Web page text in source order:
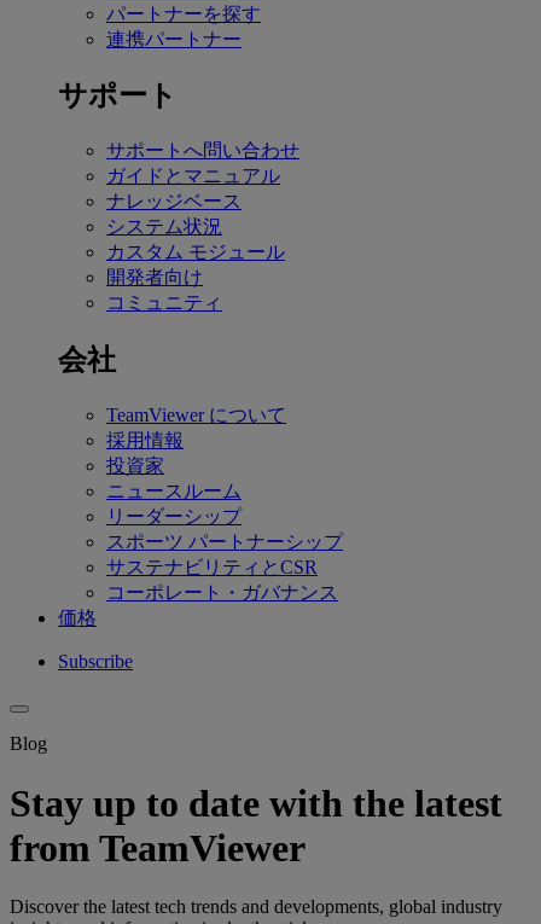
パートナーを探す
連携パートナー
サポート
サポートへ問い合わせ
ガイドとマニュアル
ナレッジベース
システム状況
カスタム モジュール
開発者向け
コミュニティ
会社
TeamViewer について
採用情報
投資家
ニュースルーム
リーダーシップ
スポーツ パートナーシップ
サステナビリティとCSR
コーポレート・ガバナンス
価格
Subscribe
Blog
Stay up to date with the latest
from TeamViewer
Discover the latest tech trends and developments, global industry